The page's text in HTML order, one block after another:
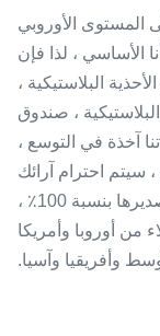
المستوى الأوروبي
الأساسي ، لذا فإن
البلاستيكية ،
، صندوق
آخذة في التوسع ،
سيتم احترام آرائك
واقتراحاتك وطلباتك. الآن منتجاتنا يتم تصديرها بنسبة 100٪ ،
من أوروبا وأمريكا
وأفريقيا وآسيا.